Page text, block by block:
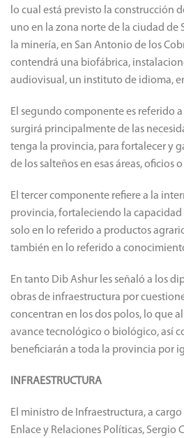
lo cual está previsto la construcción
uno en la zona norte de la ciudad de
la minería, en San Antonio de los
contendrá una biofábrica,
audiovisual, un instituto de idioma,
El segundo componente es referido
surgirá principalmente de las
tenga la provincia, para fortalecer y
de los salteños en esas áreas, oficios
El tercer componente refiere a la
provincia, fortaleciendo la
solo en lo referido a productos
también en lo referido a
En tanto Dib Ashur les señaló a los
obras de infraestructura por
concentran en los dos polos, lo que
avance tecnológico o biológico, así
beneficiarán a toda la provincia por
INFRAESTRUCTURA
El ministro de Infraestructura, a
Enlace y Relaciones Políticas, Sergio